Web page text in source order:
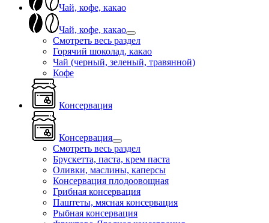
Чай, кофе, какао
Чай, кофе, какао
Смотреть весь раздел
Горячий шоколад, какао
Чай (черный, зеленый, травянной)
Кофе
Консервация
Консервация
Смотреть весь раздел
Брускетта, паста, крем паста
Оливки, маслины, каперсы
Консервация плодоовощная
Грибная консервация
Паштеты, мясная консервация
Рыбная консервация